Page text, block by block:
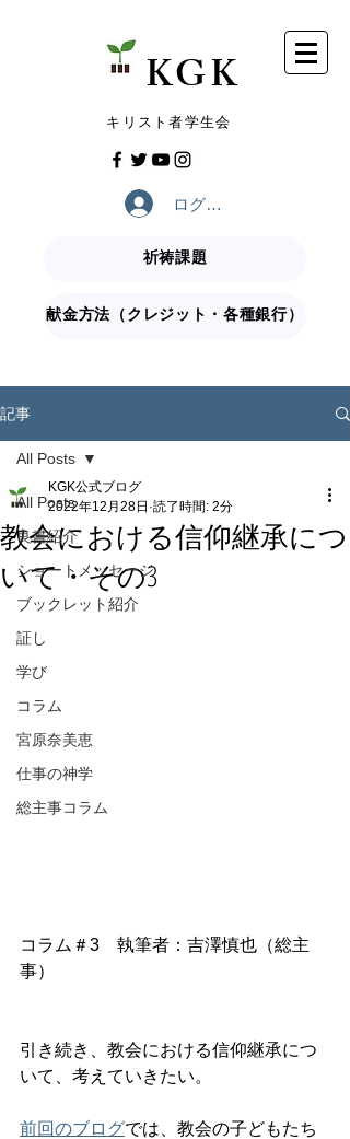
​KGK
​キリスト者学生会
ログイン
祈祷課題
献金方法（クレジット・各種銀行）
記事
All Posts
良書紹介
ショートメッセージ
ブックレット紹介
証し
学び
コラム
宮原奈美恵
仕事の神学
総主事コラム
All Posts
教会における信仰継承につ
いて・その3
KGK公式ブログ
2022年12月28日 読了時間: 2分
コラム＃3　執筆者：吉澤慎也（総主
事）
引き続き、教会における信仰継承につ
いて、考えていきたい。
前回のブログでは、教会の子どもたち